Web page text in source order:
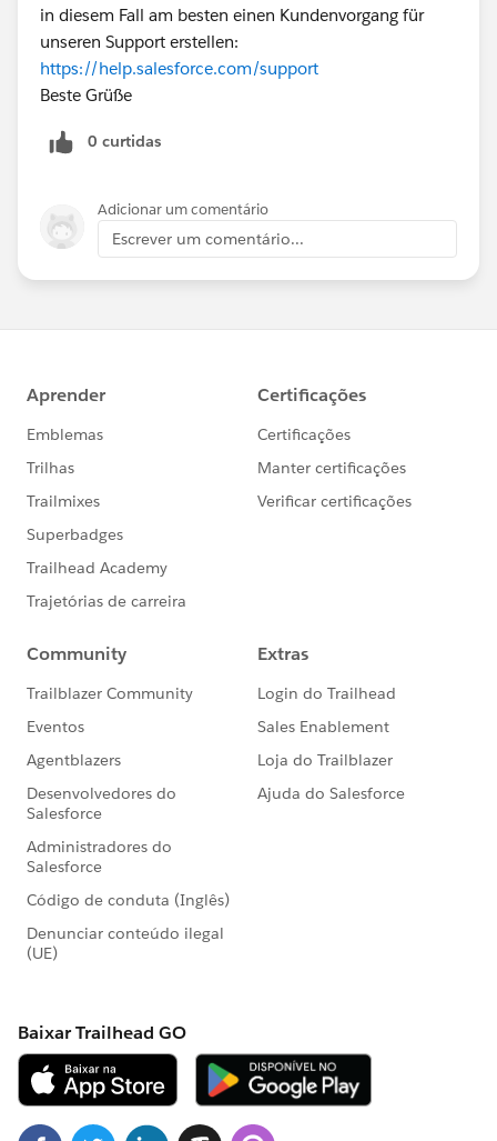
in diesem Fall am besten einen Kundenvorgang für
unseren Support erstellen:
https://help.salesforce.com/support
Beste Grüße
0 curtidas
Adicionar um comentário
Escrever um comentário...